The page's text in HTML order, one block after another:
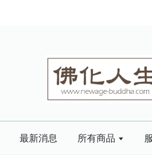
最新消息 所有商品